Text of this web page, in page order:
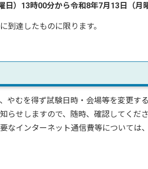
日）13時00分から令和8年7月13日（月
到達したものに限ります。
やむを得ず試験日時・会場等を変更す
らせしますので、随時、確認してくださ
なインターネット通信費等については